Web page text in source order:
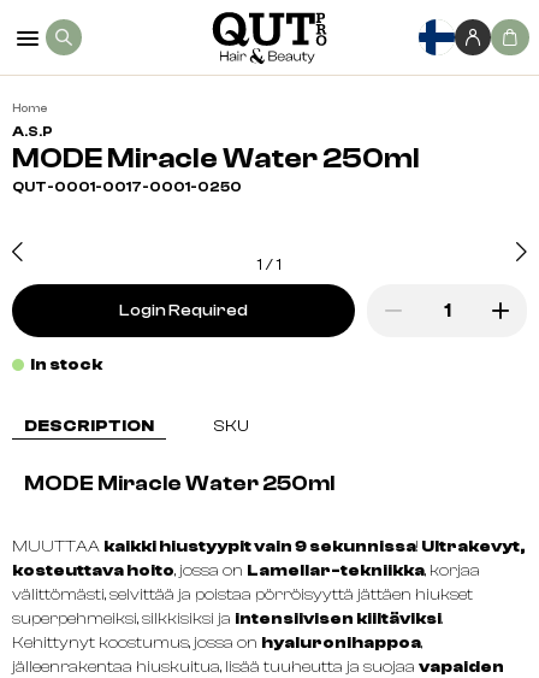
Home
A.S.P
MODE Miracle Water 250ml
QUT-0001-0017-0001-0250
1 /1
Login Required
In stock
DESCRIPTION SKU
MODE Miracle Water 250ml
MUUTTAA kaikki hiustyypit vain 9 sekunnissa! Ultrakevyt,
kosteuttava hoito, jossa on Lamellar-tekniikka, korjaa
välittömästi, selvittää ja poistaa pörröisyyttä jättäen hiukset
superpehmeiksi, silkkisiksi ja intensiivisen kiiltäviksi.
Kehittynyt koostumus, jossa on hyaluronihappoa,
jälleenrakentaa hiuskuitua, lisää tuuheutta ja suojaa vapaiden